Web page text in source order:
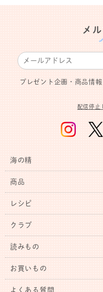
メ
プレゼント企画・商品情
配信停止
海の精
商品
レシピ
クラブ
読みもの
お買いもの
よくある質問